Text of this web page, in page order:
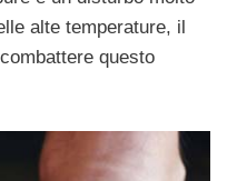
alte temperature, il
questo